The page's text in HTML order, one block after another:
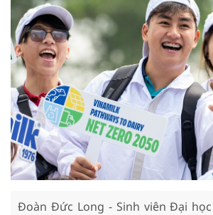
Đoàn Đức Long - Sinh viên Đại học